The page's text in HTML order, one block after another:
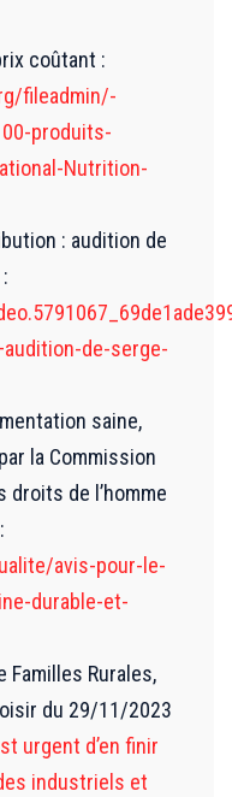
coûtant :
fileadmin/-
produits-
Nutrition-
: audition de
de-serge-
saine,
la Commission
de l’homme
avis-pour-le-
durable-et-
Familles Rurales,
du 29/11/2023
urgent d’en finir
industriels et